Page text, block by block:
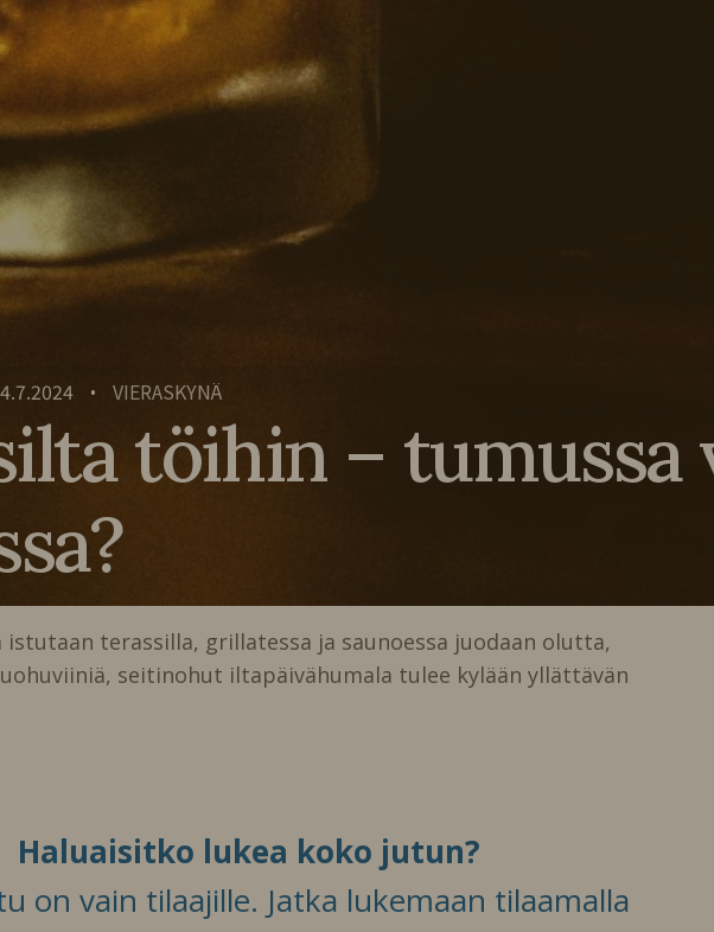
• VIERASKYNÄ
töihin – tumussa
terassilla, grillatessa ja saunoessa juodaan olutta,
seitinohut iltapäivähumala tulee kylään yllättävän
Haluaisitko lukea koko jutun?
on vain tilaajille. Jatka lukemaan tilaamalla